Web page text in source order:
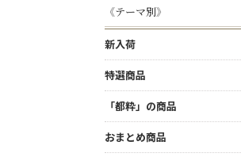
《テーマ別》
新入荷
特選商品
「都粋」の商品
おまとめ商品